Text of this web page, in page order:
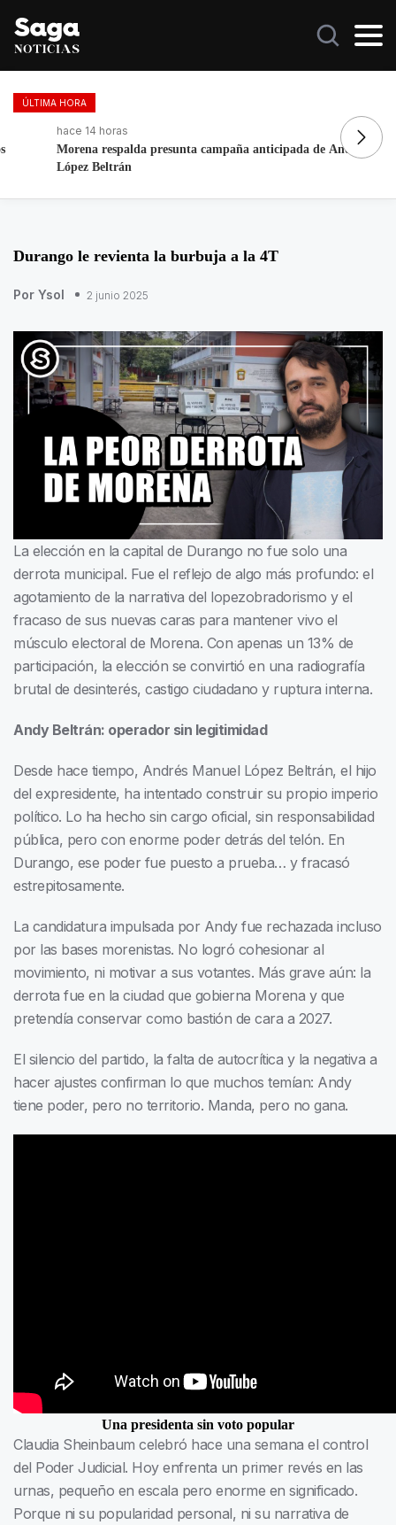
ÚLTIMA HORA
hace 14 horas
Morena respalda presunta campaña anticipada de Andy
López Beltrán
Durango le revienta la burbuja a la 4T
Por Ysol 2 junio 2025
La elección en la capital de Durango no fue solo una
derrota municipal. Fue el reflejo de algo más profundo: el
agotamiento de la narrativa del lopezobradorismo y el
fracaso de sus nuevas caras para mantener vivo el
músculo electoral de Morena. Con apenas un 13% de
participación, la elección se convirtió en una radiografía
brutal de desinterés, castigo ciudadano y ruptura interna.
Andy Beltrán: operador sin legitimidad
Desde hace tiempo, Andrés Manuel López Beltrán, el hijo
del expresidente, ha intentado construir su propio imperio
político. Lo ha hecho sin cargo oficial, sin responsabilidad
pública, pero con enorme poder detrás del telón. En
Durango, ese poder fue puesto a prueba… y fracasó
estrepitosamente.
La candidatura impulsada por Andy fue rechazada incluso
por las bases morenistas. No logró cohesionar al
movimiento, ni motivar a sus votantes. Más grave aún: la
derrota fue en la ciudad que gobierna Morena y que
pretendía conservar como bastión de cara a 2027.
El silencio del partido, la falta de autocrítica y la negativa a
hacer ajustes confirman lo que muchos temían: Andy
tiene poder, pero no territorio. Manda, pero no gana.
Una presidenta sin voto popular
Claudia Sheinbaum celebró hace una semana el control
del Poder Judicial. Hoy enfrenta un primer revés en las
urnas, pequeño en escala pero enorme en significado.
Porque ni su popularidad personal, ni su narrativa de